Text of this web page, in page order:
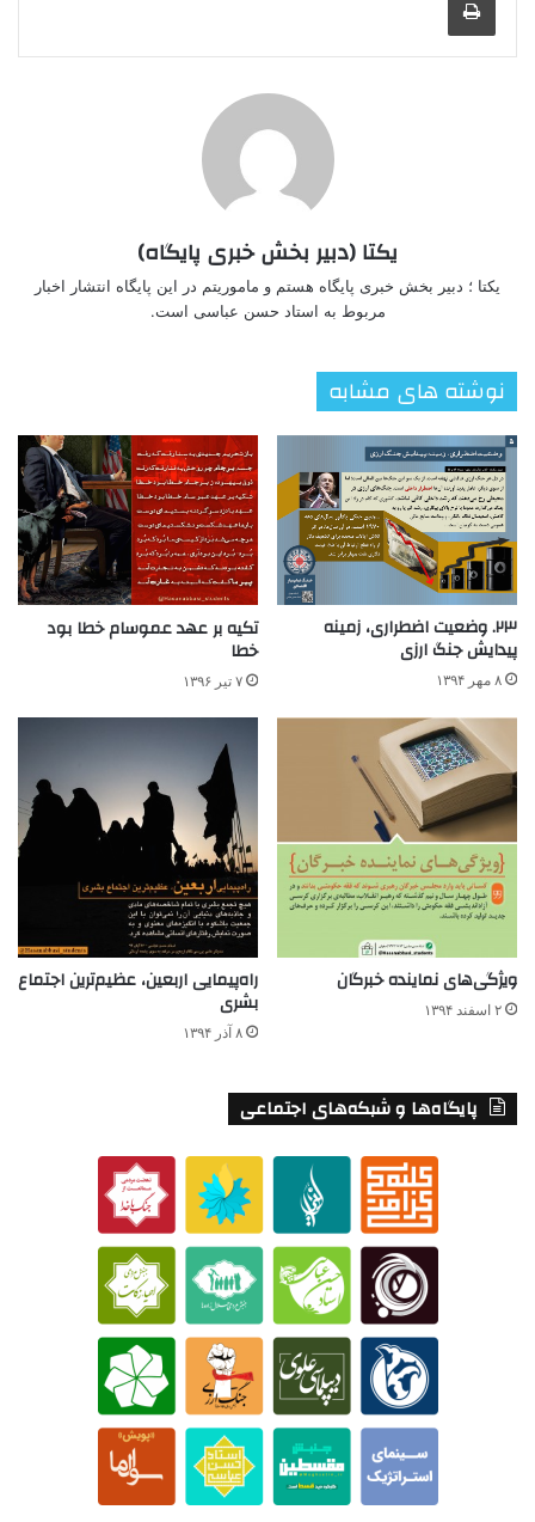
یکتا (دبیر بخش خبری پایگاه)
یکتا ؛ دبیر بخش خبری پایگاه هستم و ماموریتم در این پایگاه انتشار اخبار
مربوط به استاد حسن عباسی است.
نوشته های مشابه
۲۳. وضعیت اضطراری، زمینه
پیدایش جنگ ارزی
۸ مهر ۱۳۹۴
تکیه بر عهد عموسام خطا بود
خطا
۷ تیر ۱۳۹۶
ویژگی‌های نماینده خبرگان
۲ اسفند ۱۳۹۴
راه‌پیمایی اربعین، عظیم‌ترین اجتماع
بشری
۸ آذر ۱۳۹۴
پایگاه‌ها و شبکه‌های اجتماعی